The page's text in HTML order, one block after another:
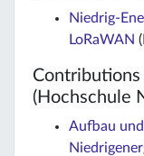
Niedrig-
LoRaWAN
(Hochschule
Aufbau